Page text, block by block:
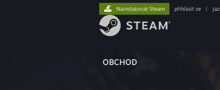
OBCHOD
Nainstalovat Steam přihlásit se